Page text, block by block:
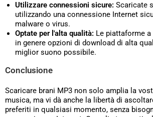
Utilizzare connessioni sicure: Scaricate
utilizzando una connessione Internet
malware o virus.
Optate per l'alta qualità: Le piattaforme
in genere opzioni di download di alta
miglior suono possibile.
Conclusione
Scaricare brani MP3 non solo amplia la
musica, ma vi dà anche la libertà di
preferiti in qualsiasi momento, senza